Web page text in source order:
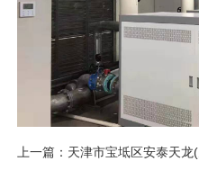
上一篇： 天津市宝坻区安泰天龙